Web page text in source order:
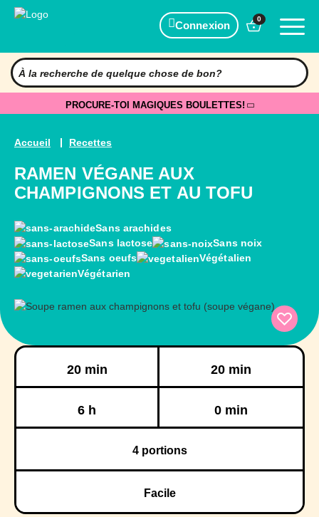
Connexion
0
PROCURE-TOI MAGIQUES BOULETTES!
Accueil Recettes
RAMEN VÉGANE AUX
CHAMPIGNONS ET AU TOFU
Sans arachides
Sans lactose
Sans noix
Sans oeufs
Végétalien
Végétarien
20 min 20 min
6 h 0 min
4portions
Facile